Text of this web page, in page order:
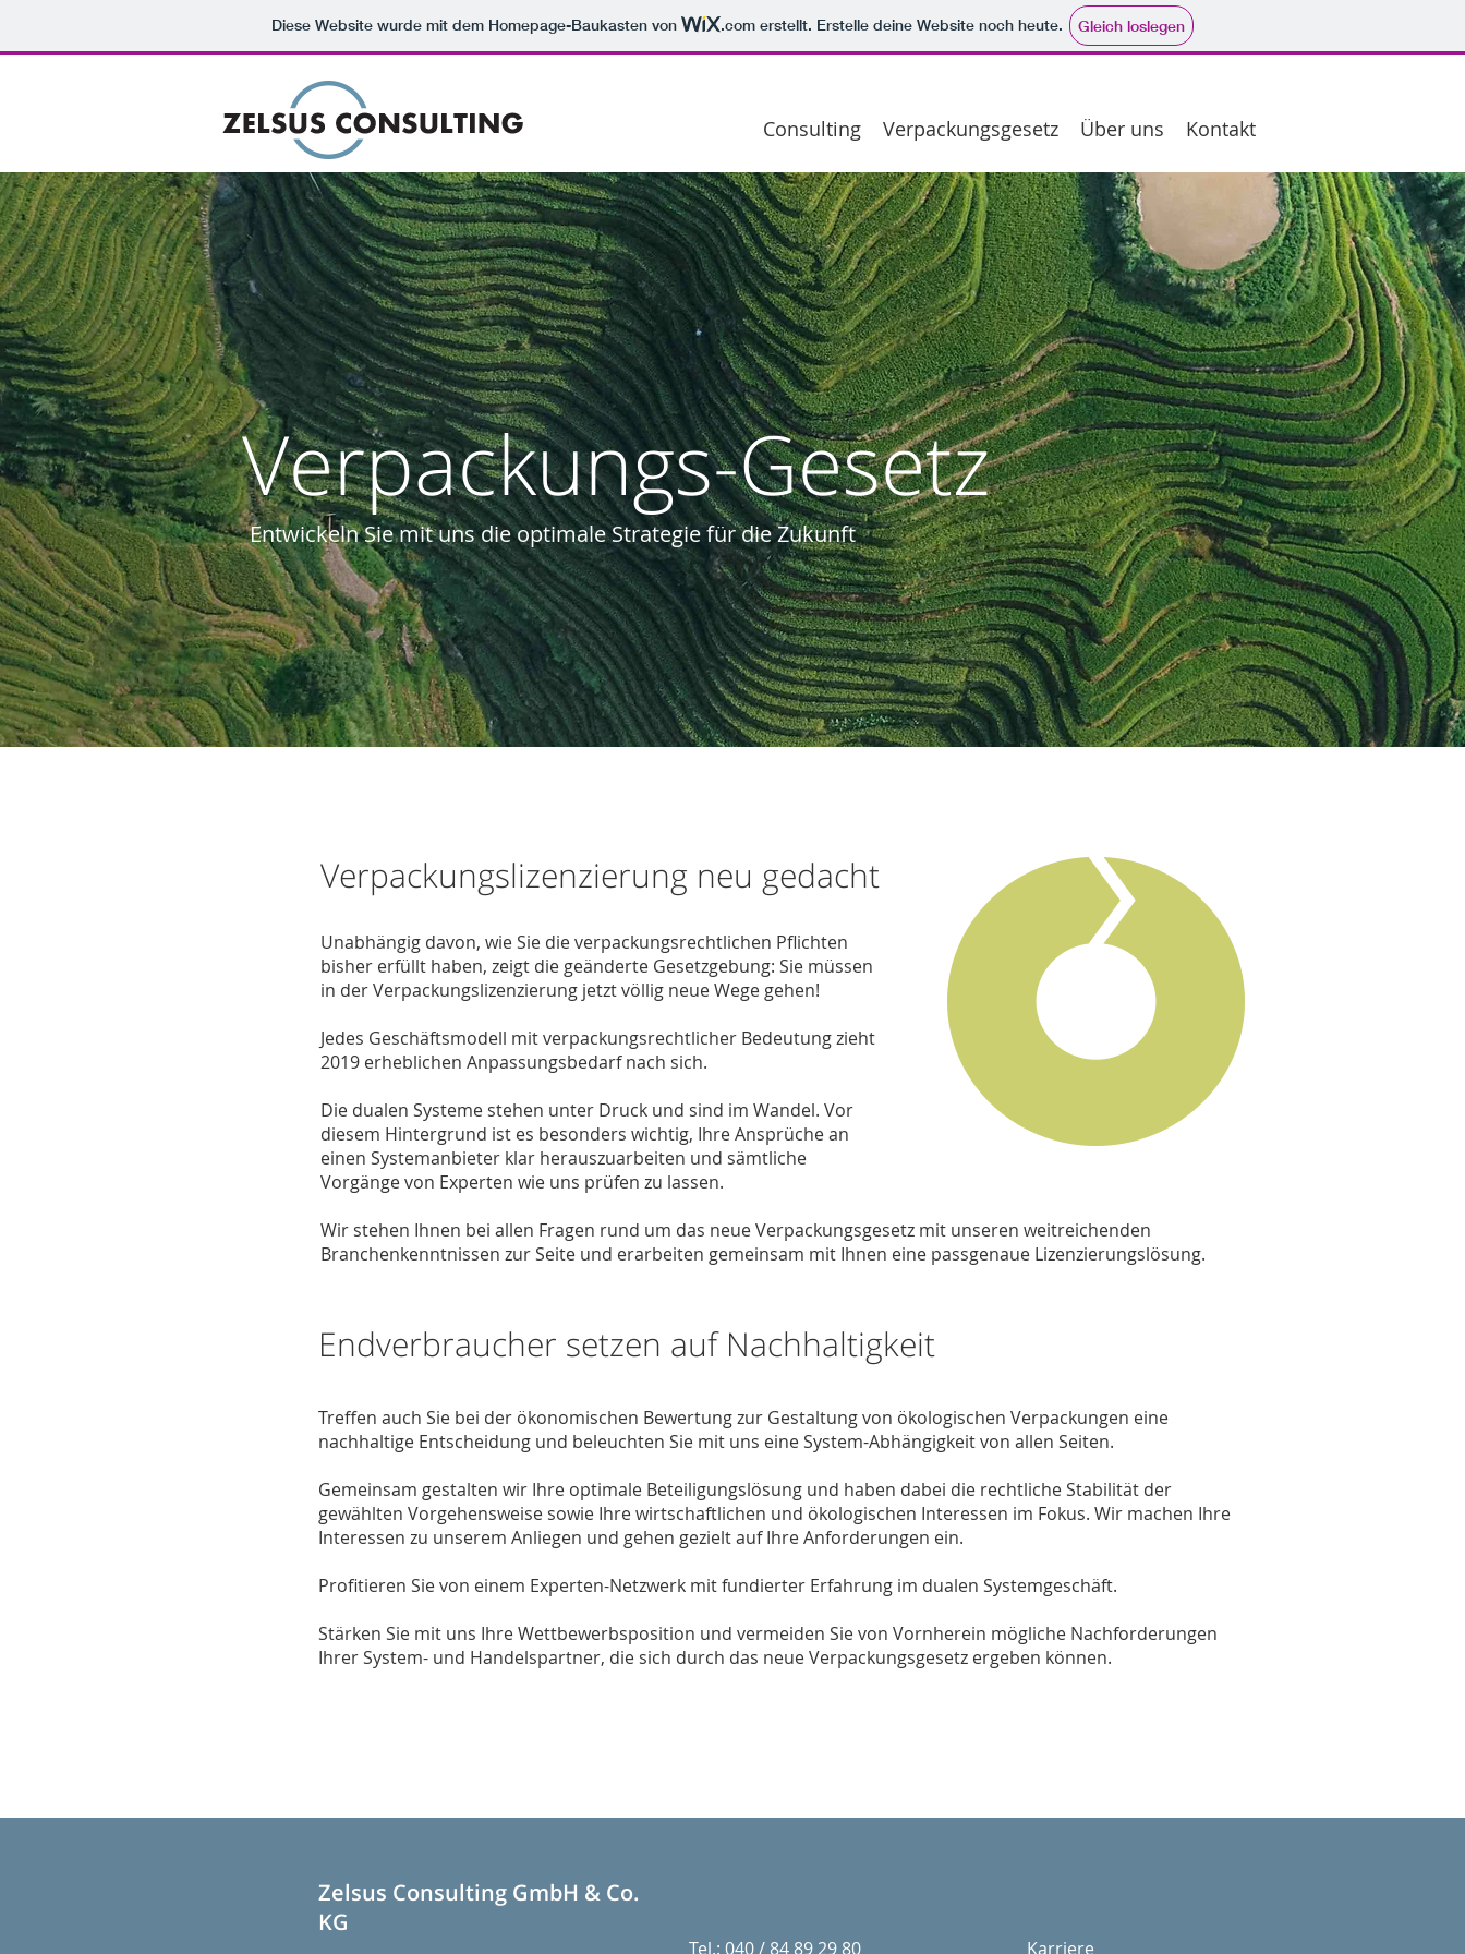
Diese Website wurde mit dem Homepage-Baukasten von .com erstellt. Erstelle deine Website noch heute. Gleich loslegen
Consulting Verpackungsgesetz Über uns Kontakt
Entwickeln Sie mit uns die optimale Strategie für die Zukunft
Verpackungs-Gesetz
Verpackungslizenzierung neu gedacht
Unabhängig davon, wie Sie die verpackungsrechtlichen Pflichten
bisher erfüllt haben, zeigt die geänderte Gesetzgebung: Sie müssen
in der Verpackungslizenzierung jetzt völlig neue Wege gehen!
Jedes Geschäftsmodell mit verpackungsrechtlicher Bedeutung zieht
2019 erheblichen Anpassungsbedarf nach sich.
Die dualen Systeme stehen unter Druck und sind im Wandel. Vor
diesem Hintergrund ist es besonders wichtig, Ihre Ansprüche an
einen Systemanbieter klar herauszuarbeiten und sämtliche
Vorgänge von Experten wie uns prüfen zu lassen.
Wir stehen Ihnen bei allen Fragen rund um das neue Verpackungsgesetz mit unseren weitreichenden
Branchenkenntnissen zur Seite und erarbeiten gemeinsam mit Ihnen eine passgenaue Lizenzierungslösung.
Endverbraucher setzen auf Nachhaltigkeit
Treffen auch Sie bei der ökonomischen Bewertung zur Gestaltung von ökologischen Verpackungen eine
nachhaltige Entscheidung und beleuchten Sie mit uns eine System-Abhängigkeit von allen Seiten.
Gemeinsam gestalten wir Ihre optimale Beteiligungslösung und haben dabei die rechtliche Stabilität der
gewählten Vorgehensweise sowie Ihre wirtschaftlichen und ökologischen Interessen im Fokus. Wir machen Ihre
Interessen zu unserem Anliegen und gehen gezielt auf Ihre Anforderungen ein.
Profitieren Sie von einem Experten-Netzwerk mit fundierter Erfahrung im dualen Systemgeschäft.
Stärken Sie mit uns Ihre Wettbewerbsposition und vermeiden Sie von Vornherein mögliche Nachforderungen
Ihrer System- und Handelspartner, die sich durch das neue Verpackungsgesetz ergeben können.
Zelsus Consulting GmbH & Co.
KG
Tel.: 040 / 84 89 29 80 Karriere